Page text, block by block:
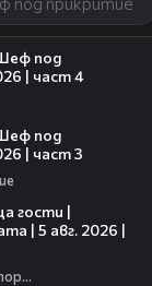
под
| част 4
под
| част 3
гости |
| 5 авг. 2026 |
Черешката на тортата